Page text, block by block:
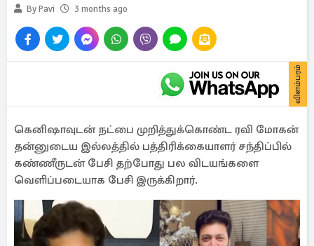
By Pavi 3 months ago
விளம்பரம்
கெனிஷாவுடன் நட்பை முறித்துக்கொண்ட ரவி மோகன்
தன்னுடைய இல்லத்தில் பத்திரிக்கையாளர் சந்திப்பில்
கண்ணீருடன் பேசி தற்போது பல விடயங்களை
வெளிப்படையாக பேசி இருக்கிறார்.